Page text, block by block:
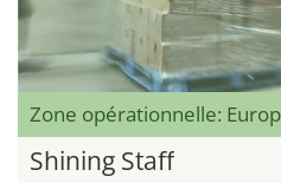
Zone opérationnelle:
Shining Staff